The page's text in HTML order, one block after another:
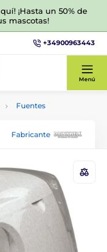
¡Hasta un 50% de
mascotas!
+34900963443
Menú
Fuentes
Fabricante